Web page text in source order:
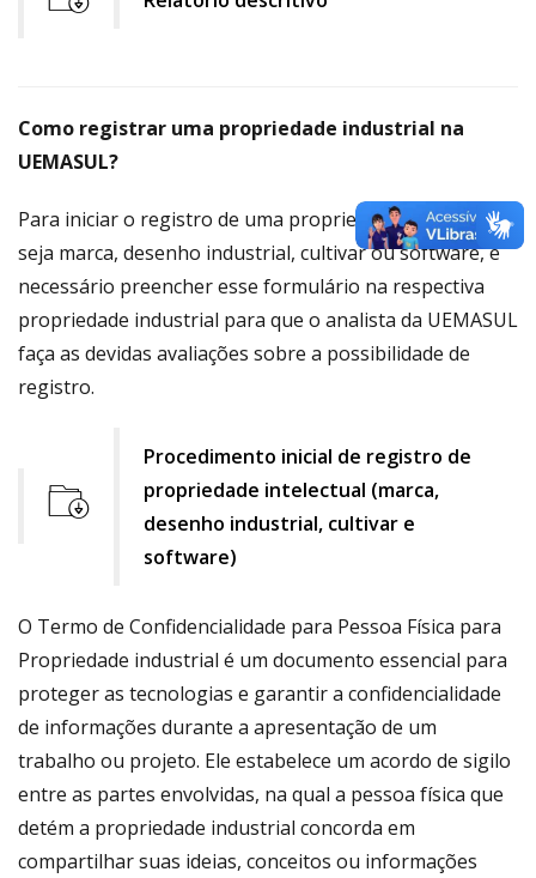
icon
icon
Como registrar uma propriedade industrial na
UEMASUL?
Para iniciar o registro de uma propriedade industrial,
seja marca, desenho industrial, cultivar ou software, é
necessário preencher esse formulário na respectiva
propriedade industrial para que o analista da UEMASUL
faça as devidas avaliações sobre a possibilidade de
registro.
download
icon
Procedimento inicial de registro de
propriedade intelectual (marca,
desenho industrial, cultivar e
software)
O Termo de Confidencialidade para Pessoa Física para
Propriedade industrial é um documento essencial para
proteger as tecnologias e garantir a confidencialidade
de informações durante a apresentação de um
trabalho ou projeto. Ele estabelece um acordo de sigilo
entre as partes envolvidas, na qual a pessoa física que
detém a propriedade industrial concorda em
compartilhar suas ideias, conceitos ou informações